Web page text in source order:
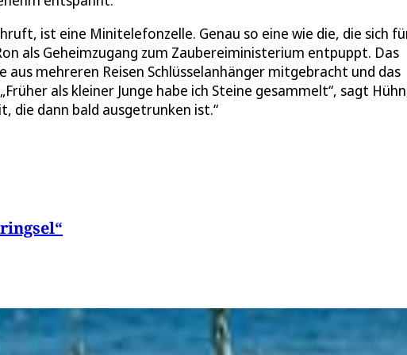
ist eine Minitelefonzelle. Genau so eine wie die, die sich
als Geheimzugang zum Zaubereiministerium entpuppt. Das
mehreren Reisen Schlüsselanhänger mitgebracht und das
als kleiner Junge habe ich Steine gesammelt“, sagt
die dann bald ausgetrunken ist.“